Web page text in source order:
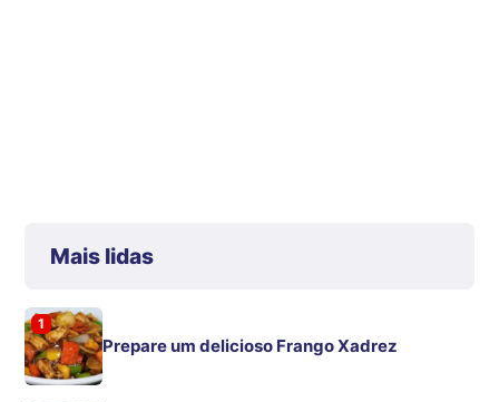
Mais lidas
1
Prepare um delicioso Frango Xadrez